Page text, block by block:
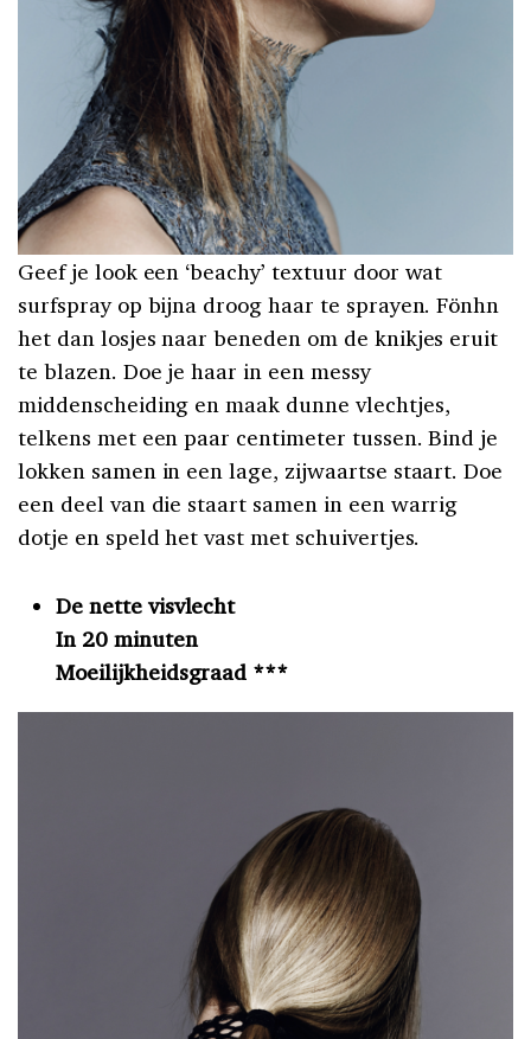
Geef je look een ‘beachy’ textuur door wat
surfspray op bijna droog haar te sprayen. Fönhn
het dan losjes naar beneden om de knikjes eruit
te blazen. Doe je haar in een messy
middenscheiding en maak dunne vlechtjes,
telkens met een paar centimeter tussen. Bind je
lokken samen in een lage, zijwaartse staart. Doe
een deel van die staart samen in een warrig
dotje en speld het vast met schuivertjes.
De nette visvlecht
In 20 minuten
Moeilijkheidsgraad ***